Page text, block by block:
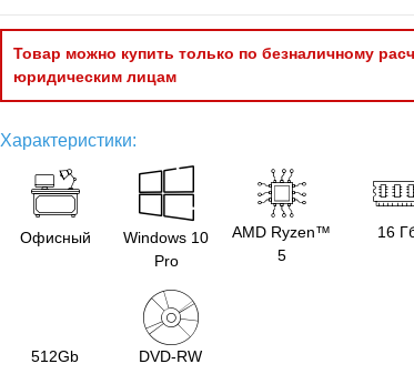
Товар можно купить только по безналичному
юридическим лицам
Характеристики:
Офисный
Windows 10
Pro
AMD Ryzen™
5
16
512Gb DVD-RW